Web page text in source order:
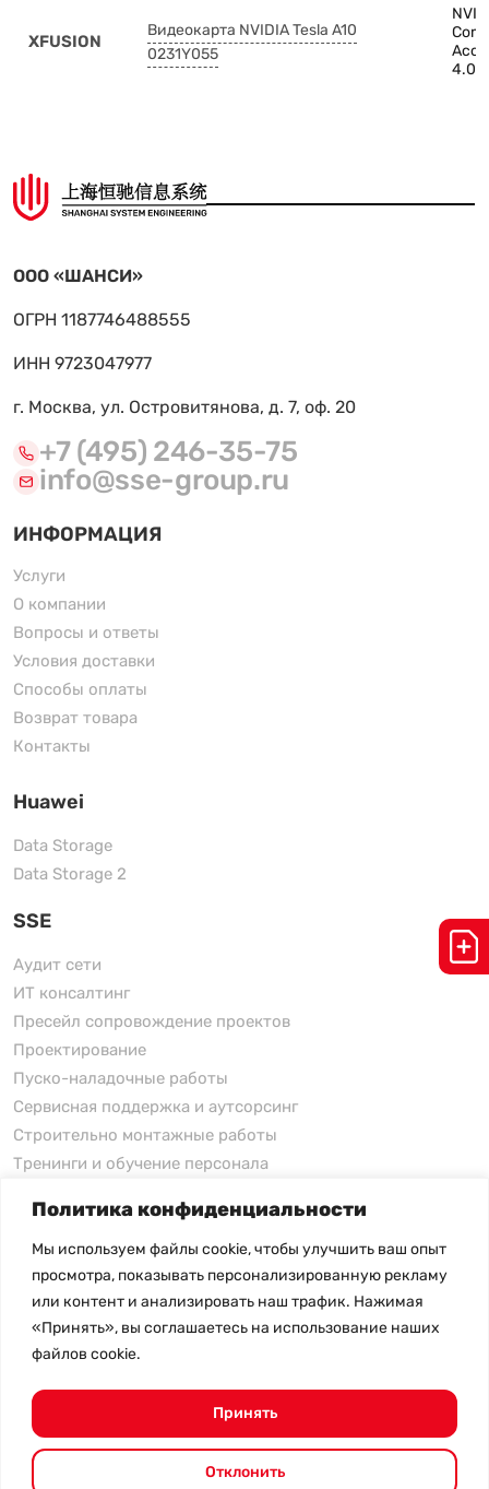
Политика конфиденциальности
Мы используем файлы cookie, чтобы улучшить ваш опыт
просмотра, показывать персонализированную рекламу
или контент и анализировать наш трафик. Нажимая
«Принять», вы соглашаетесь на использование наших
файлов cookie.
Отклонить
Принять
XFUSION
Видеокарта NVIDIA Tesla A10
0231Y055
4.0
ООО «ШАНСИ»
ОГРН 1187746488555
ИНН 9723047977
г. Москва, ул. Островитянова, д. 7, оф. 20
+7 (495) 246-35-75
info@sse-group.ru
ИНФОРМАЦИЯ
Услуги
О компании
Вопросы и ответы
Условия доставки
Способы оплаты
Возврат товара
Контакты
Huawei
Data Storage
Data Storage 2
SSE
Аудит сети
ИТ консалтинг
Пресейл сопровождение проектов
Проектирование
Пуско-наладочные работы
Сервисная поддержка и аутсорсинг
Строительно монтажные работы
Тренинги и обучение персонала
xFusion
xFusion
xFusion AI Solution
Цены на товары не являются публичной офертой и
- Политика конфиденциальности- Возврат товара
© 2026.SHANGHAI SYSTEM ENGINEERING.Все права
защищены.